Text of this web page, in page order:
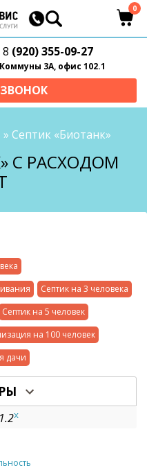
8 (920) 355-09-27
3А, офис 102.1
0
» Септик «Биотанк»
С РАСХОДОМ
Септик на 3 человека
Септик на 5 человек
на 100 человек
дачи
1.2x